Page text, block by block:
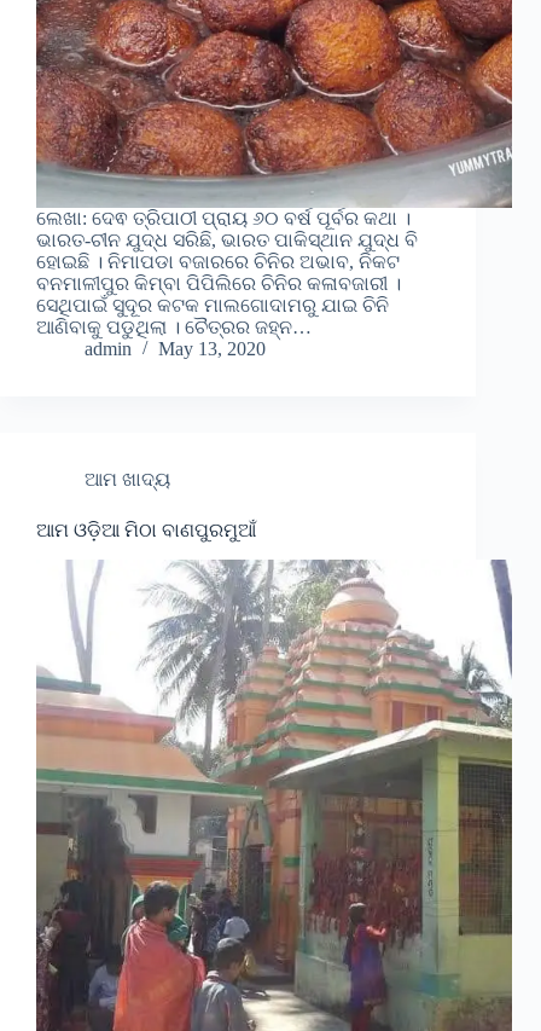
ଲେଖା: ଦେଵ ତ୍ରିପାଠୀ ପ୍ରାୟ ୬୦ ବର୍ଷ ପୂର୍ବର କଥା ।
ଭାରତ-ଚୀନ ଯୁଦ୍ଧ ସରିଛି, ଭାରତ ପାକିସ୍ଥାନ ଯୁଦ୍ଧ ବି
ହୋଇଛି । ନିମାପଡା ବଜାରରେ ଚିନିର ଅଭାବ, ନିକଟ
ବନମାଳୀପୁର କିମ୍ବା ପିପିଲିରେ ଚିନିର କଳାବଜାରୀ ।
ସେଥିପାଇଁ ସୁଦୂର କଟକ ମାଲଗୋଦାମରୁ ଯାଇ ଚିନି
ଆଣିବାକୁ ପଡୁଥିଲା । ଚୈତ୍ରର ଜହ୍ନ…
admin
May 13, 2020
ଆମ ଖାଦ୍ୟ
ଆମ ଓଡ଼ିଆ ମିଠା ବାଣପୁରମୁଆଁ